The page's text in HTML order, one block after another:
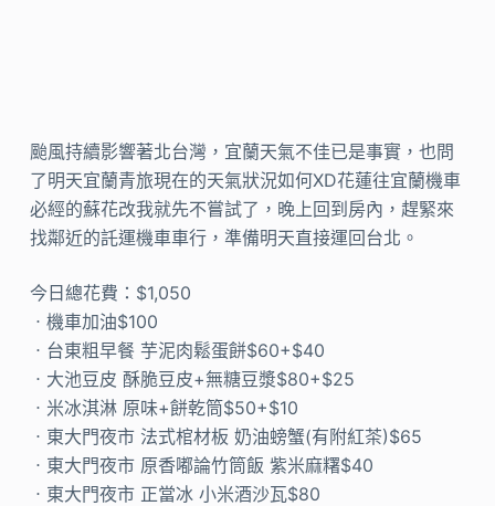
颱風持續影響著北台灣，宜蘭天氣不佳已是事實，也問
了明天宜蘭青旅現在的天氣狀況如何XD花蓮往宜蘭機車
必經的蘇花改我就先不嘗試了，晚上回到房內，趕緊來
找鄰近的託運機車車行，準備明天直接運回台北。
今日總花費：$1,050
ㆍ機車加油$100
ㆍ台東粗早餐 芋泥肉鬆蛋餅$60+$40
ㆍ大池豆皮 酥脆豆皮+無糖豆漿$80+$25
ㆍ米冰淇淋 原味+餅乾筒$50+$10
ㆍ東大門夜市 法式棺材板 奶油螃蟹(有附紅茶)$65
ㆍ東大門夜市 原香嘟論竹筒飯 紫米麻糬$40
ㆍ東大門夜市 正當冰 小米酒沙瓦$80